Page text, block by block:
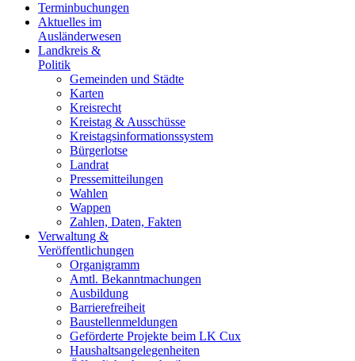
Terminbuchungen
Aktuelles im
Ausländerwesen
Landkreis &
Politik
Gemeinden und Städte
Karten
Kreisrecht
Kreistag & Ausschüsse
Kreistagsinformationssystem
Bürgerlotse
Landrat
Pressemitteilungen
Wahlen
Wappen
Zahlen, Daten, Fakten
Verwaltung &
Veröffentlichungen
Organigramm
Amtl. Bekanntmachungen
Ausbildung
Barrierefreiheit
Baustellenmeldungen
Geförderte Projekte beim LK Cux
Haushaltsangelegenheiten